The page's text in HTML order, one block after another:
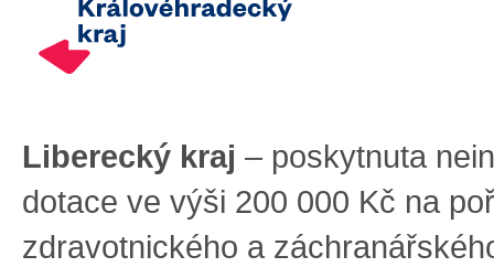
Liberecký kraj – poskytnuta
dotace ve výši 200 000 Kč na
zdravotnického a